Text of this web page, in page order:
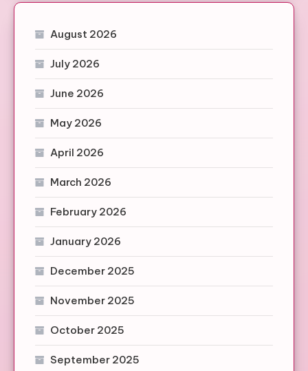
August 2026
July 2026
June 2026
May 2026
April 2026
March 2026
February 2026
January 2026
December 2025
November 2025
October 2025
September 2025